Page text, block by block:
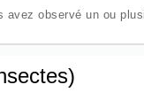
avez observé un ou